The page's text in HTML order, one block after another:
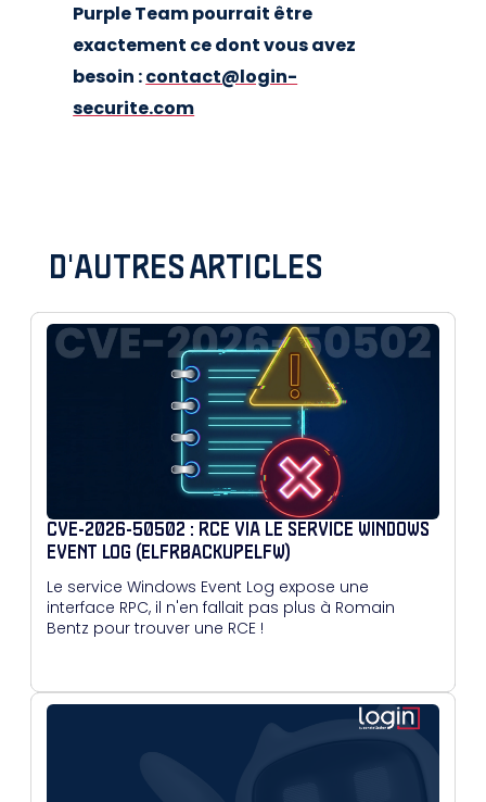
Purple Team pourrait être
exactement ce dont vous avez
besoin :contact@login-
securite.com
D'AUTRES ARTICLES
CVE-2026-50502 : RCE VIA LE SERVICE WINDOWS
EVENT LOG (ELFRBACKUPELFW)
Le service Windows Event Log expose une
interface RPC, il n'en fallait pas plus à Romain
Bentz pour trouver une RCE !